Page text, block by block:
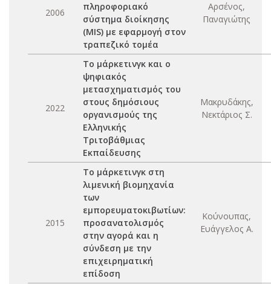
2006
πληροφοριακό
σύστημα διοίκησης
(MIS) με εφαρμογή στον
τραπεζικό τομέα
Αρσένος,
Παναγιώτης
2022
Το μάρκετινγκ και ο
ψηφιακός
μετασχηματισμός του
στους δημόσιους
οργανισμούς της
Ελληνικής
Τριτοβάθμιας
Εκπαίδευσης
Μακρυδάκης,
Νεκτάριος Σ.
2015
Το μάρκετινγκ στη
λιμενική βιομηχανία
των
εμπορευματοκιβωτίων:
προσανατολισμός
στην αγορά και η
σύνδεση με την
επιχειρηματική
επίδοση
Κούνουπας,
Ευάγγελος Α.